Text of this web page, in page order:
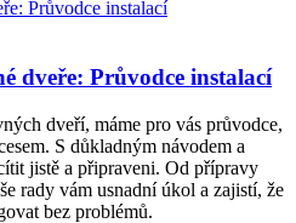
dveře: Průvodce instalací
dveří, máme pro vás průvodce,
S důkladným návodem a
jistě a připraveni. Od přípravy
rady vám usnadní úkol a zajistí, že
bez problémů.